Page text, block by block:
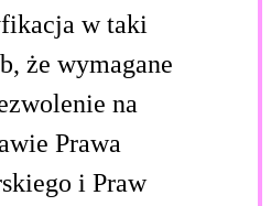
w taki
że wymagane
na
Prawa
i Praw